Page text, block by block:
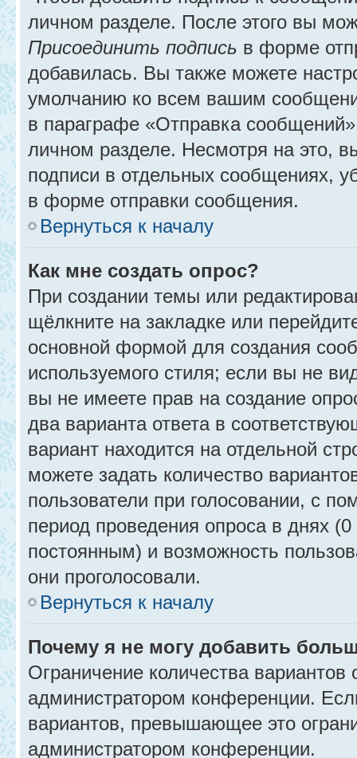
личном разделе. После этого вы
Присоединить подпись в форме
добавилась. Вы также можете
умолчанию ко всем вашим
в параграфе «Отправка
личном разделе. Несмотря на это,
подписи в отдельных сообщениях,
в форме отправки сообщения.
Вернуться к началу
Как мне создать опрос?
При создании темы или
щёлкните на закладке или
основной формой для создания
используемого стиля; если вы не
вы не имеете прав на создание
два варианта ответа в
вариант находится на отдельной
можете задать количество
пользователи при голосовании, с
период проведения опроса в днях (0
постоянным) и возможность
они проголосовали.
Вернуться к началу
Почему я не могу добавить
Ограничение количества вариантов
администратором конференции.
вариантов, превышающее это
администратором конференции.